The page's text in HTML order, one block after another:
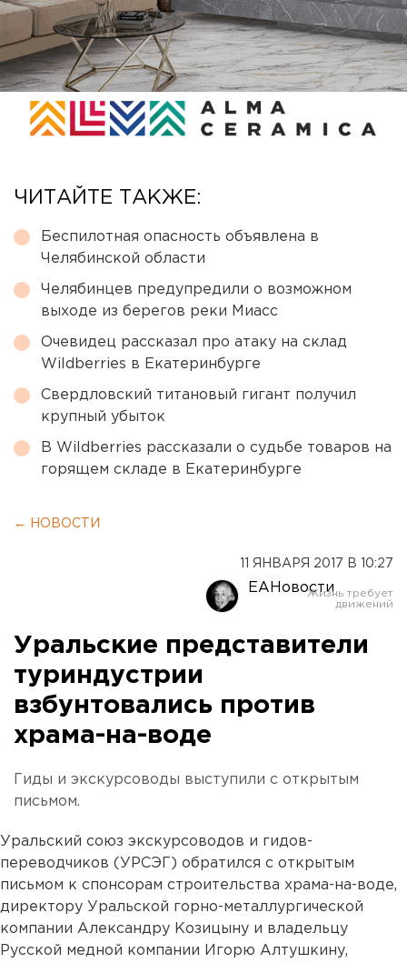
ЧИТАЙТЕ ТАКЖЕ:
Беспилотная опасность объявлена в
Челябинской области
Челябинцев предупредили о возможном
выходе из берегов реки Миасс
Очевидец рассказал про атаку на склад
Wildberries в Екатеринбурге
Свердловский титановый гигант получил
крупный убыток
В Wildberries рассказали о судьбе товаров на
горящем складе в Екатеринбурге
← НОВОСТИ
11 ЯНВАРЯ 2017 В 10:27
ЕАНовости
Уральские представители
туриндустрии
взбунтовались против
храма-на-воде
Гиды и экскурсоводы выступили с открытым
письмом.
Уральский союз экскурсоводов и гидов-
переводчиков (УРСЭГ) обратился с открытым
письмом к спонсорам строительства храма-на-воде,
директору Уральской горно-металлургической
компании Александру Козицыну и владельцу
Русской медной компании Игорю Алтушкину,